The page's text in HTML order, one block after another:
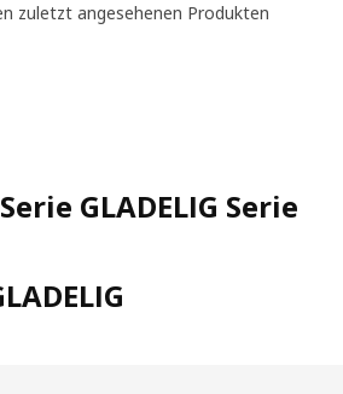
zuletzt angesehenen Produkten
GLADELIG Serie